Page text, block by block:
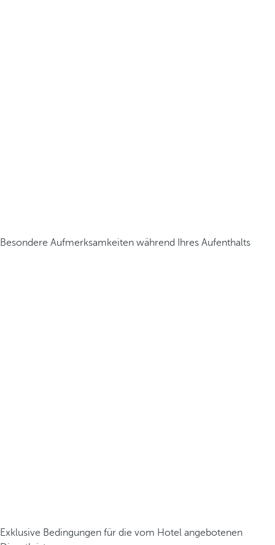
Besondere Aufmerksamkeiten während Ihres Aufenthalts
Exklusive Bedingungen für die vom Hotel angebotenen